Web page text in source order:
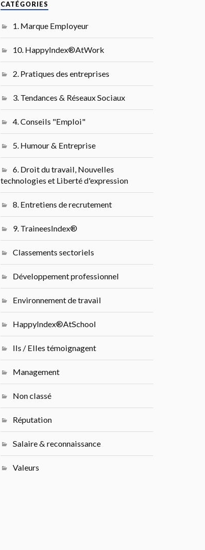
CATÉGORIES
1. Marque Employeur
10. HappyIndex®AtWork
2. Pratiques des entreprises
3. Tendances & Réseaux Sociaux
4. Conseils "Emploi"
5. Humour & Entreprise
6. Droit du travail, Nouvelles
technologies et Liberté d'expression
8. Entretiens de recrutement
9. TraineesIndex®
Classements sectoriels
Développement professionnel
Environnement de travail
HappyIndex®AtSchool
Ils / Elles témoignagent
Management
Non classé
Réputation
Salaire & reconnaissance
Valeurs